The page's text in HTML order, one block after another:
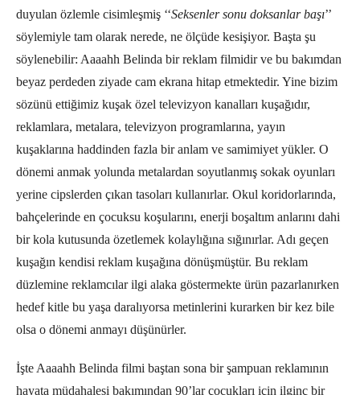
duyulan özlemle cisimleşmiş ‘‘Seksenler sonu doksanlar başı’’
söylemiyle tam olarak nerede, ne ölçüde kesişiyor. Başta şu
söylenebilir: Aaaahh Belinda bir reklam filmidir ve bu bakımdan
beyaz perdeden ziyade cam ekrana hitap etmektedir. Yine bizim
sözünü ettiğimiz kuşak özel televizyon kanalları kuşağıdır,
reklamlara, metalara, televizyon programlarına, yayın
kuşaklarına haddinden fazla bir anlam ve samimiyet yükler. O
dönemi anmak yolunda metalardan soyutlanmış sokak oyunları
yerine cipslerden çıkan tasoları kullanırlar. Okul koridorlarında,
bahçelerinde en çocuksu koşularını, enerji boşaltım anlarını dahi
bir kola kutusunda özetlemek kolaylığına sığınırlar. Adı geçen
kuşağın kendisi reklam kuşağına dönüşmüştür. Bu reklam
düzlemine reklamcılar ilgi alaka göstermekte ürün pazarlanırken
hedef kitle bu yaşa daralıyorsa metinlerini kurarken bir kez bile
olsa o dönemi anmayı düşünürler.
İşte Aaaahh Belinda filmi baştan sona bir şampuan reklamının
hayata müdahalesi bakımından 90’lar çocukları için ilginç bir